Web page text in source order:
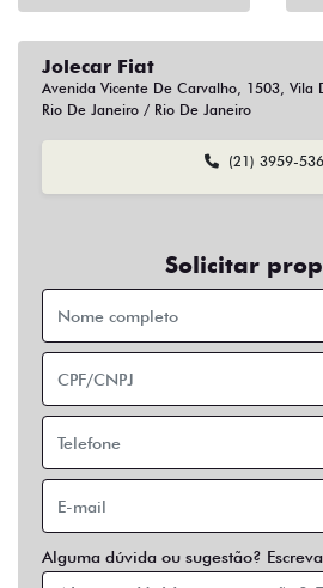
Jolecar Fiat
Avenida Vicente De Carvalho, 1503, Vila
Rio De Janeiro / Rio De Janeiro
(21) 3959-
Solicitar
Alguma dúvida ou sugestão?